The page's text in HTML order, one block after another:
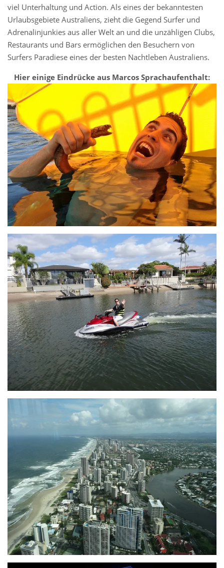
viel Unterhaltung und Action. Als eines der bekanntesten
Urlaubsgebiete Australiens, zieht die Gegend Surfer und
Adrenalinjunkies aus aller Welt an und die unzähligen Clubs,
Restaurants und Bars ermöglichen den Besuchern von
Surfers Paradiese eines der besten Nachtleben Australiens.
Hier einige Eindrücke aus Marcos Sprachaufenthalt: